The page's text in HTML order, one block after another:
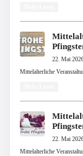
22. Mai
Mittelalterliche
22. Mai
Mittelalterliche